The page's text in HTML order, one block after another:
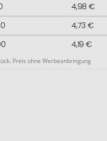
4,98 €
4,73 €
4,19 €
Preis ohne Werbeanbringung